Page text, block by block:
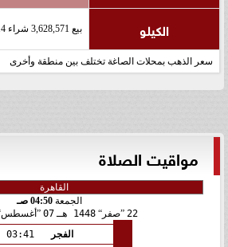
الكيلو بيع 3,628,571 شراء 3,685,714
سعر الذهب بمحلات الصاغة تختلف بين منطقة وأخرى
مواقيت الصلاة
الجمعة 04:50 صـ
22 صفر 1448 هـ 07 أغسطس
الفجر
03:41